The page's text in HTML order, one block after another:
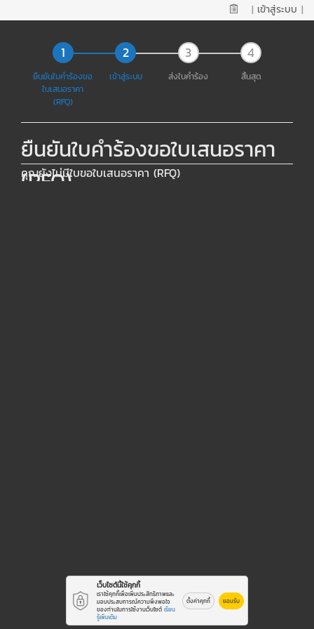
| เข้าสู่ระบบ |
ยืนยันใบคำร้องขอ
ใบเสนอราคา
(RFQ)
เข้าสู่ระบบ ส่งใบคำร้อง สิ้นสุด
ยืนยันใบคำร้องขอใบเสนอราคา
(RFQ)
คุณยังไม่มีใบขอใบเสนอราคา (RFQ)
เว็บไซต์นี้ใช้คุกกี้
เราใช้คุกกี้เพื่อเพิ่มประสิทธิภาพและ
มอบประสบการณ์ความพึงพอใจ
ของท่านในการใช้งานเว็บไซต์ เรียน
รู้เพิ่มเติม
ตั้งค่าคุกกี้ ยอมรับ